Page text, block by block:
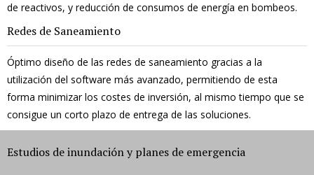
de reactivos, y reducción de consumos de energía en bombeos.
Redes de Saneamiento
Óptimo diseño de las redes de saneamiento gracias a la
utilización del software más avanzado, permitiendo de esta
forma minimizar los costes de inversión, al mismo tiempo que se
consigue un corto plazo de entrega de las soluciones.
Estudios de inundación y planes de emergencia